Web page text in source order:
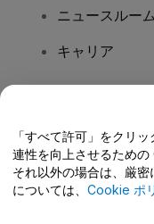
ニュースルー
キャリア
ヘルプセンタ
「すべて許可」をクリ
連性を向上させるための
それ以外の場合は、厳
については、 Cookie ポ